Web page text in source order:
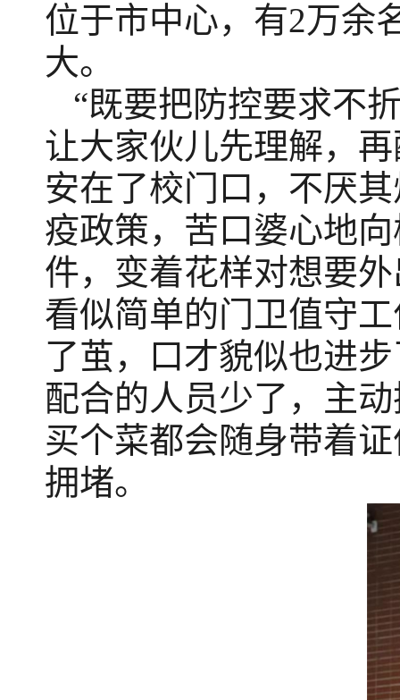
位于市中心，有2万余
大。
“既要把防控要求不
让大家伙儿先理解，
安在了校门口，不厌
疫政策，苦口婆心地
件，变着花样对想要
看似简单的门卫值守
了茧，口才貌似也进
配合的人员少了，主
买个菜都会随身带着
拥堵。